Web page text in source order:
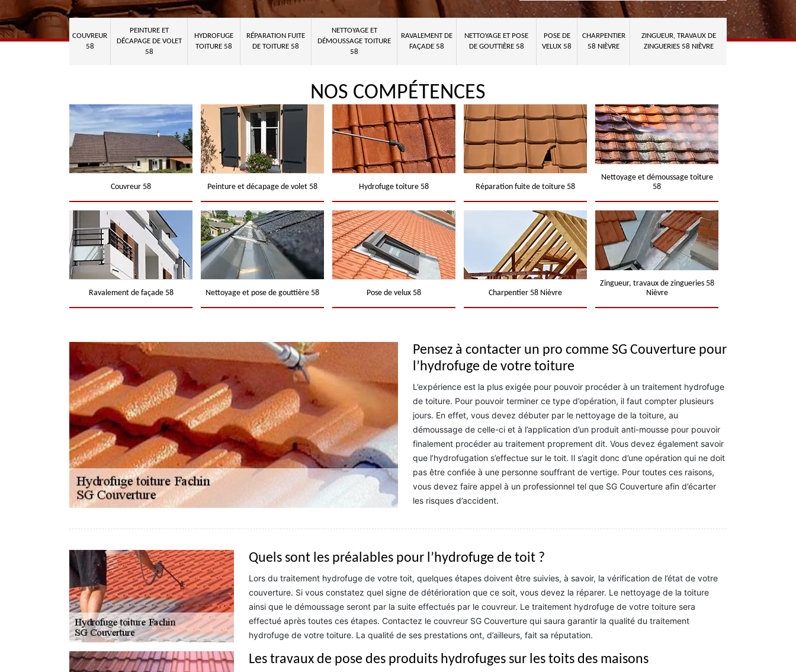
COUVREUR
58
PEINTURE ET
DÉCAPAGE DE VOLET
58
HYDROFUGE
TOITURE 58
RÉPARATION FUITE
DE TOITURE 58
NETTOYAGE ET
DÉMOUSSAGE TOITURE
58
RAVALEMENT DE
FAÇADE 58
NETTOYAGE ET POSE
DE GOUTTIÈRE 58
POSE DE
VELUX 58
CHARPENTIER
58 NIÈVRE
ZINGUEUR, TRAVAUX DE
ZINGUERIES 58 NIÈVRE
NOS COMPÉTENCES
Couvreur 58 Peinture et décapage de volet 58 Hydrofuge toiture 58 Réparation fuite de toiture 58
Nettoyage et démoussage toiture
58
Ravalement de façade 58 Nettoyage et pose de gouttière 58 Pose de velux 58 Charpentier 58 Nièvre
Zingueur, travaux de zingueries 58
Nièvre
Pensez à contacter un pro comme SG Couverture pour
l’hydrofuge de votre toiture
L’expérience est la plus exigée pour pouvoir procéder à un traitement hydrofuge
de toiture. Pour pouvoir terminer ce type d’opération, il faut compter plusieurs
jours. En effet, vous devez débuter par le nettoyage de la toiture, au
démoussage de celle-ci et à l’application d’un produit anti-mousse pour pouvoir
finalement procéder au traitement proprement dit. Vous devez également savoir
que l’hydrofugation s’effectue sur le toit. Il s’agit donc d’une opération qui ne doit
pas être confiée à une personne souffrant de vertige. Pour toutes ces raisons,
vous devez faire appel à un professionnel tel que SG Couverture afin d’écarter
les risques d’accident.
Quels sont les préalables pour l’hydrofuge de toit ?
Lors du traitement hydrofuge de votre toit, quelques étapes doivent être suivies, à savoir, la vérification de l’état de votre
couverture. Si vous constatez quel signe de détérioration que ce soit, vous devez la réparer. Le nettoyage de la toiture
ainsi que le démoussage seront par la suite effectués par le couvreur. Le traitement hydrofuge de votre toiture sera
effectué après toutes ces étapes. Contactez le couvreur SG Couverture qui saura garantir la qualité du traitement
hydrofuge de votre toiture. La qualité de ses prestations ont, d’ailleurs, fait sa réputation.
Les travaux de pose des produits hydrofuges sur les toits des maisons